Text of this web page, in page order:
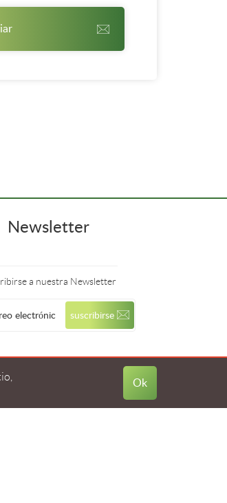
Newsletter
a nuestra Newsletter
Ok